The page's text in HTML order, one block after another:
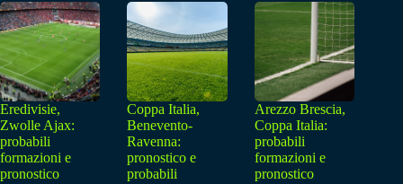
Eredivisie,
Zwolle Ajax:
probabili
formazioni e
pronostico
Coppa Italia,
Benevento-
Ravenna:
pronostico e
probabili
Arezzo Brescia,
Coppa Italia:
probabili
formazioni e
pronostico